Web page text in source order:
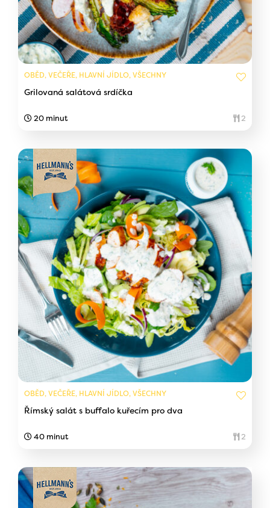
OBĚD, VEČEŘE, HLAVNÍ JÍDLO, VŠECHNY
Grilovaná salátová srdíčka
20 minut 2
OBĚD, VEČEŘE, HLAVNÍ JÍDLO, VŠECHNY
Římský salát s buffalo kuřecím pro dva
40 minut 2